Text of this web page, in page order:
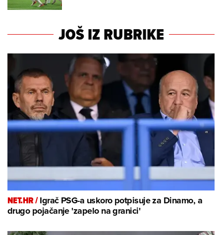
JOŠ IZ RUBRIKE
NET.HR /Igrač PSG-a uskoro potpisuje za Dinamo, a
drugo pojačanje 'zapelo na granici'